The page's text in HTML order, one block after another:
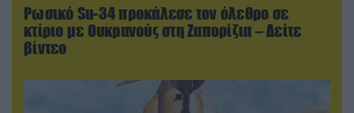
Ρωσικό Su-34 προκάλεσε τον όλεθρο σε
κτίριο με Ουκρανούς στη Ζαπορίζια – Δείτε
βίντεο